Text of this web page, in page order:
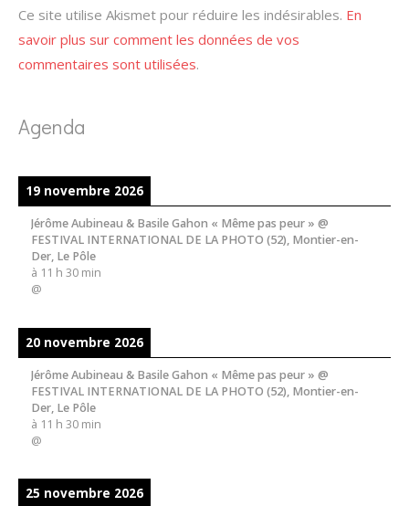
Ce site utilise Akismet pour réduire les indésirables. En
savoir plus sur comment les données de vos
commentaires sont utilisées.
Agenda
19 novembre 2026
Jérôme Aubineau & Basile Gahon « Même pas peur » @
FESTIVAL INTERNATIONAL DE LA PHOTO (52), Montier-en-
Der, Le Pôle
à 11 h 30 min
@
20 novembre 2026
Jérôme Aubineau & Basile Gahon « Même pas peur » @
FESTIVAL INTERNATIONAL DE LA PHOTO (52), Montier-en-
Der, Le Pôle
à 11 h 30 min
@
25 novembre 2026